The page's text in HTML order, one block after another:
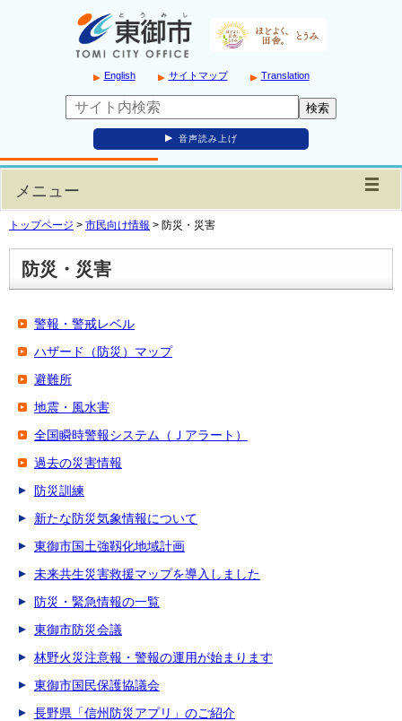
English サイトマップ Translation
音声読み上げ
メニュー
トップページ > 市民向け情報 > 防災・災害
防災・災害
警報・警戒レベル
ハザード（防災）マップ
避難所
地震・風水害
全国瞬時警報システム（Ｊアラート）
過去の災害情報
防災訓練
新たな防災気象情報について
東御市国土強靱化地域計画
未来共生災害救援マップを導入しました
防災・緊急情報の一覧
東御市防災会議
林野火災注意報・警報の運用が始まります
東御市国民保護協議会
長野県「信州防災アプリ」のご紹介